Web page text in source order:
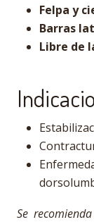
Felpa y
Barras
Libre de
Se